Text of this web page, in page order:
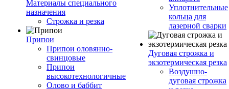
Материалы специального
назначения
Строжка и резка
Припои
Припои оловянно-
свинцовые
Припои
высокотехнологичные
Олово и баббит
Уплотнительные
кольца для
лазерной сварки
Дуговая строжка и
экзотермическая резка
Воздушно-
дуговая строжка